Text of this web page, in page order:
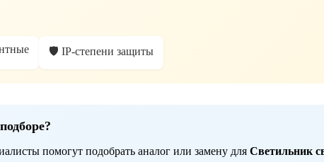
🛡️ IP-степени защиты
помогут подобрать аналог или замену для Светильник